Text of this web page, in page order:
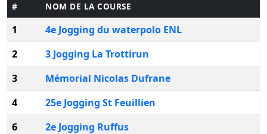
# NOM DE LA COURSE
1
4e Jogging du waterpolo ENL
2
3 Jogging La Trottirun
3
Mémorial Nicolas Dufrane
4
25e Jogging St Feuillien
6
2e Jogging Ruffus